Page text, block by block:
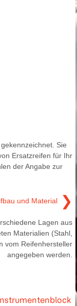
Sie
Ersatzreifen für Ihr
der Angabe zur
und Material ❯
Lagen aus
Materialien (Stahl,
vom Reifenhersteller
angegeben werden.